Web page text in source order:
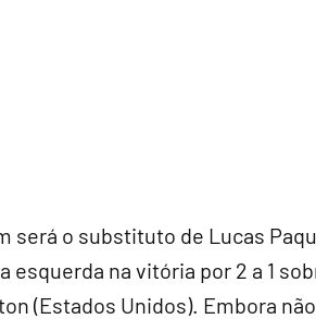
será o substituto de Lucas
esquerda na vitória por 2 a 1
(Estados Unidos). Embora